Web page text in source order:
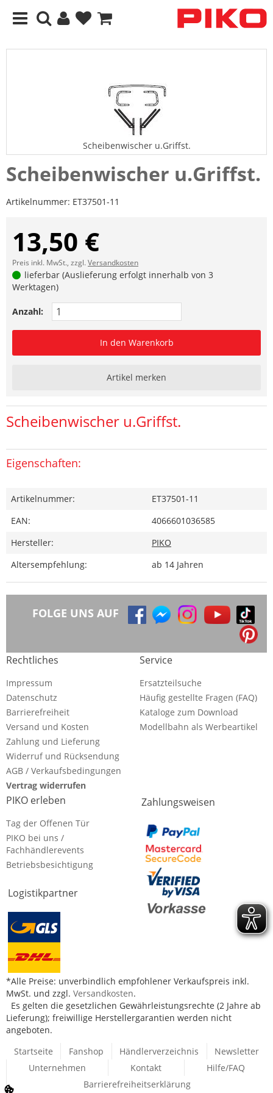
Scheibenwischer u.Griffst.
Scheibenwischer u.Griffst.
Artikelnummer: ET37501-11
13,50 €
Preis inkl. MwSt., zzgl.Versandkosten
lieferbar (Auslieferung erfolgt innerhalb von 3
Werktagen)
Anzahl:
In den Warenkorb
Artikel merken
Scheibenwischer u.Griffst.
Eigenschaften:
Artikelnummer:
ET37501-11
EAN:
4066601036585
Hersteller:
PIKO
Altersempfehlung:
ab 14 Jahren
FOLGE UNS AUF
Rechtliches
Impressum
Datenschutz
Barrierefreiheit
Versand und Kosten
Zahlung und Lieferung
Widerruf und Rücksendung
AGB / Verkaufsbedingungen
Vertrag widerrufen
Service
Ersatzteilsuche
Häufig gestellte Fragen (FAQ)
Kataloge zum Download
Modellbahn als Werbeartikel
PIKO erleben
Tag der Offenen Tür
PIKO bei uns /
Fachhändlerevents
Betriebsbesichtigung
Logistikpartner
Zahlungsweisen
*Alle Preise: unverbindlich empfohlener Verkaufspreis inkl.
MwSt. und zzgl. Versandkosten.
Es gelten die gesetzlichen Gewährleistungsrechte (2 Jahre ab
Lieferung); freiwillige Herstellergarantien werden nicht
angeboten.
Startseite
Fanshop Händlerverzeichnis
Newsletter
Unternehmen
Kontakt
Hilfe/FAQ
Barrierefreiheitserklärung